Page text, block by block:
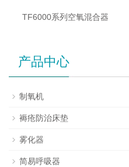
TF6000系列空氧混合器
产品中心
制氧机
褥疮防治床垫
雾化器
简易呼吸器